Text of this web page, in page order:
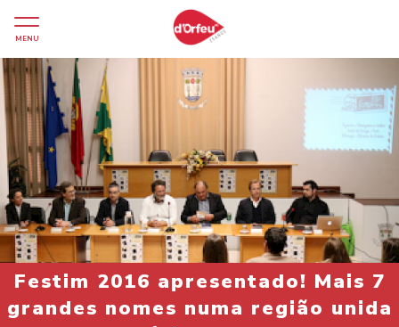
MENU
Festim 2016 apresentado! Mais 7
grandes nomes numa região unida